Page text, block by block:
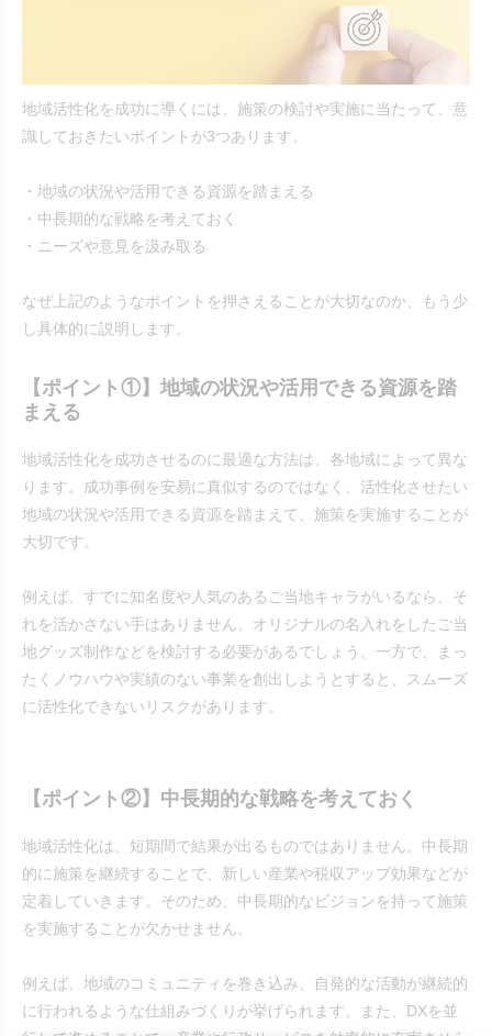
地域活性化を成功に導くには、施策の検討や実施に当たって、意
識しておきたいポイントが3つあります。
・地域の状況や活用できる資源を踏まえる
・中長期的な戦略を考えておく
・ニーズや意見を汲み取る
なぜ上記のようなポイントを押さえることが大切なのか、もう少
し具体的に説明します。
【ポイント①】地域の状況や活用できる資源を踏
まえる
地域活性化を成功させるのに最適な方法は、各地域によって異な
ります。成功事例を安易に真似するのではなく、活性化させたい
地域の状況や活用できる資源を踏まえて、施策を実施することが
大切です。
例えば、すでに知名度や人気のあるご当地キャラがいるなら、そ
れを活かさない手はありません。オリジナルの名入れをしたご当
地グッズ制作などを検討する必要があるでしょう。一方で、まっ
たくノウハウや実績のない事業を創出しようとすると、スムーズ
に活性化できないリスクがあります。
【ポイント②】中長期的な戦略を考えておく
地域活性化は、短期間で結果が出るものではありません。中長期
的に施策を継続することで、新しい産業や税収アップ効果などが
定着していきます。そのため、中長期的なビジョンを持って施策
を実施することが欠かせません。
例えば、地域のコミュニティを巻き込み、自発的な活動が継続的
に行われるような仕組みづくりが挙げられます。また、DXを並